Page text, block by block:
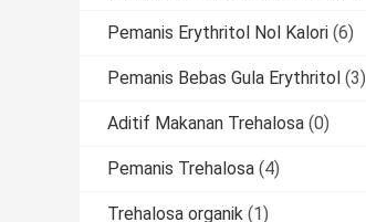
Pemanis Erythritol Nol Kalori (6)
Pemanis Bebas Gula Erythritol (3)
Aditif Makanan Trehalosa (0)
Pemanis Trehalosa (4)
Trehalosa organik (1)